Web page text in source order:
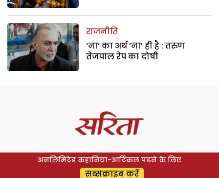
राजनीति
‘ना’ का अर्थ ‘ना’ ही है : तरुण
तेजपाल रेप का दोषी
अनलिमिटेड कहानियां-आर्टिकल पढ़ने के लिए
सब्सक्राइब करें